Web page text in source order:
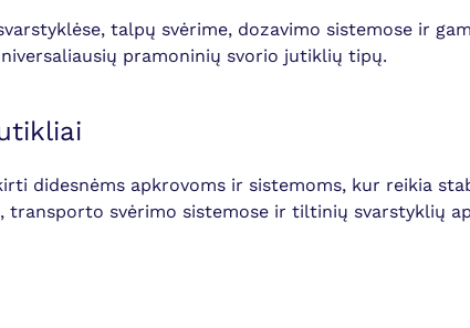
talpų svėrime, dozavimo sistemose ir
pramoninių svorio jutiklių tipų.
didesnėms apkrovoms ir sistemoms, kur reikia
transporto svėrimo sistemose ir tiltinių svarstyklių